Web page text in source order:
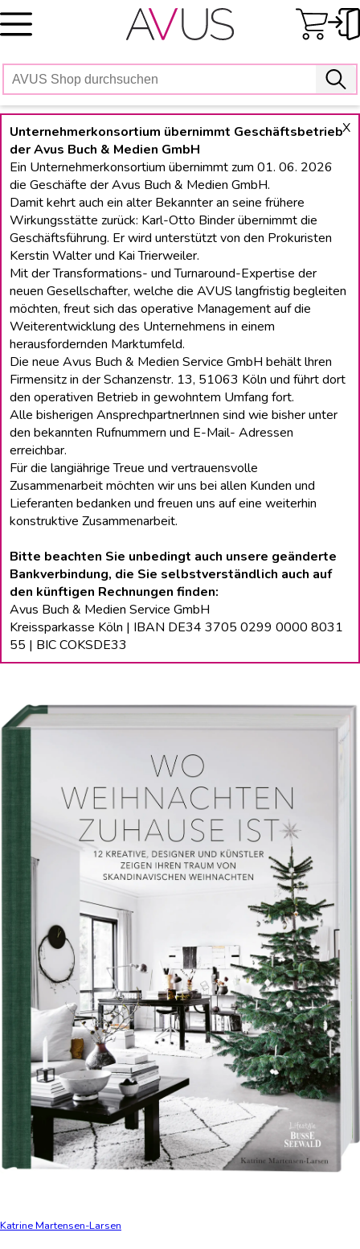
Skip
to
X
Unternehmerkonsortium übernimmt Geschäftsbetrieb
der Avus Buch & Medien GmbH
Ein Unternehmerkonsortium übernimmt zum 01. 06. 2026
die Geschäfte der Avus Buch & Medien GmbH.
Damit kehrt auch ein alter Bekannter an seine frühere
Wirkungsstätte zurück: Karl-Otto Binder übernimmt die
Geschäftsführung. Er wird unterstützt von den Prokuristen
Kerstin Walter und Kai Trierweiler.
Mit der Transformations- und Turnaround-Expertise der
neuen Gesellschafter, welche die AVUS langfristig begleiten
möchten, freut sich das operative Management auf die
Weiterentwicklung des Unternehmens in einem
herausfordernden Marktumfeld.
Die neue Avus Buch & Medien Service GmbH behält lhren
Firmensitz in der Schanzenstr. 13, 51063 Köln und führt dort
den operativen Betrieb in gewohntem Umfang fort.
Alle bisherigen Ansprechpartnerlnnen sind wie bisher unter
den bekannten Rufnummern und E-Mail- Adressen
erreichbar.
Für die langiährige Treue und vertrauensvolle
Zusammenarbeit möchten wir uns bei allen Kunden und
Lieferanten bedanken und freuen uns auf eine weiterhin
konstruktive Zusammenarbeit.
Bitte beachten Sie unbedingt auch unsere geänderte
Bankverbindung, die Sie selbstverständlich auch auf
den künftigen Rechnungen finden:
Avus Buch & Medien Service GmbH
Kreissparkasse Köln | IBAN DE34 3705 0299 0000 8031
55 | BIC COKSDE33
Katrine Martensen-Larsen